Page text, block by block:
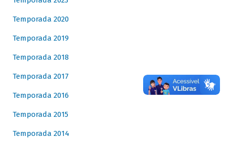
Temporada 2020
Temporada 2019
Temporada 2018
Temporada 2017
Temporada 2016
Temporada 2015
Temporada 2014